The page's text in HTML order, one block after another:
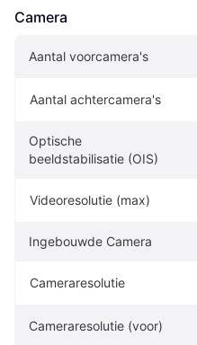
Camera
Aantal voorcamera's
Aantal achtercamera's
Optische
beeldstabilisatie (OIS)
Videoresolutie (max)
Ingebouwde Camera
Cameraresolutie
Cameraresolutie (voor)